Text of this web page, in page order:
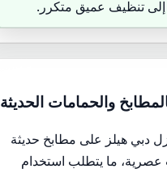
إلى تنظيف عميق متكرر.
والحمامات الحديثة
دبي هيلز على مطابخ حديثة
عصرية، ما يتطلب استخدام